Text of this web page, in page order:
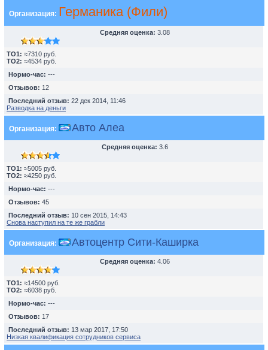
Организация: Германика (Фили)
Средняя оценка: 3.08
TO1: ≈7310 руб.
TO2: ≈4534 руб.
Нормо-час: ---
Отзывов: 12
Последний отзыв: 22 дек 2014, 11:46
Разводка на деньги
Организация: Авто Алеа
Средняя оценка: 3.6
TO1: ≈5005 руб.
TO2: ≈4250 руб.
Нормо-час: ---
Отзывов: 45
Последний отзыв: 10 сен 2015, 14:43
Снова наступил на те же грабли
Организация: Автоцентр Сити-Каширка
Средняя оценка: 4.06
TO1: ≈14500 руб.
TO2: ≈6038 руб.
Нормо-час: ---
Отзывов: 17
Последний отзыв: 13 мар 2017, 17:50
Низкая квалификация сотрудников сервиса